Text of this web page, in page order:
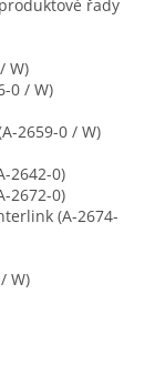
řady
W)
0 / W)
2659-0 / W)
2642-0)
2672-0)
(A-2674-
W)